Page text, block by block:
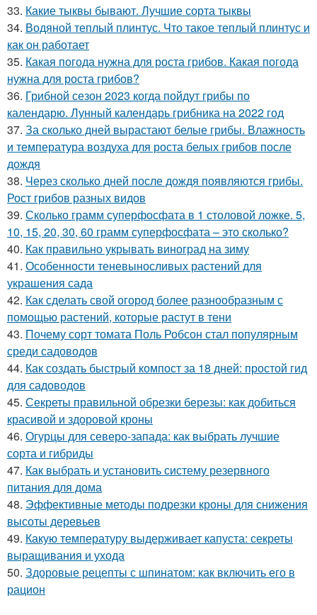
33. Какие тыквы бывают. Лучшие сорта тыквы
34. Водяной теплый плинтус. Что такое теплый плинтус и
как он работает
35. Какая погода нужна для роста грибов. Какая погода
нужна для роста грибов?
36. Грибной сезон 2023 когда пойдут грибы по
календарю. Лунный календарь грибника на 2022 год
37. За сколько дней вырастают белые грибы. Влажность
и температура воздуха для роста белых грибов после
дождя
38. Через сколько дней после дождя появляются грибы.
Рост грибов разных видов
39. Сколько грамм суперфосфата в 1 столовой ложке. 5,
10, 15, 20, 30, 60 грамм суперфосфата – это сколько?
40. Как правильно укрывать виноград на зиму
41. Особенности теневыносливых растений для
украшения сада
42. Как сделать свой огород более разнообразным с
помощью растений, которые растут в тени
43. Почему сорт томата Поль Робсон стал популярным
среди садоводов
44. Как создать быстрый компост за 18 дней: простой гид
для садоводов
45. Секреты правильной обрезки березы: как добиться
красивой и здоровой кроны
46. Огурцы для северо-запада: как выбрать лучшие
сорта и гибриды
47. Как выбрать и установить систему резервного
питания для дома
48. Эффективные методы подрезки кроны для снижения
высоты деревьев
49. Какую температуру выдерживает капуста: секреты
выращивания и ухода
50. Здоровые рецепты с шпинатом: как включить его в
рацион